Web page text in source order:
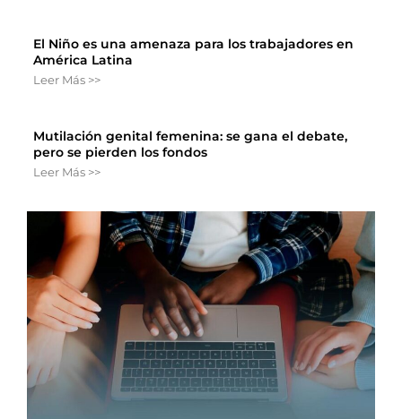
El Niño es una amenaza para los trabajadores en
América Latina
Leer Más >>
Mutilación genital femenina: se gana el debate,
pero se pierden los fondos
Leer Más >>